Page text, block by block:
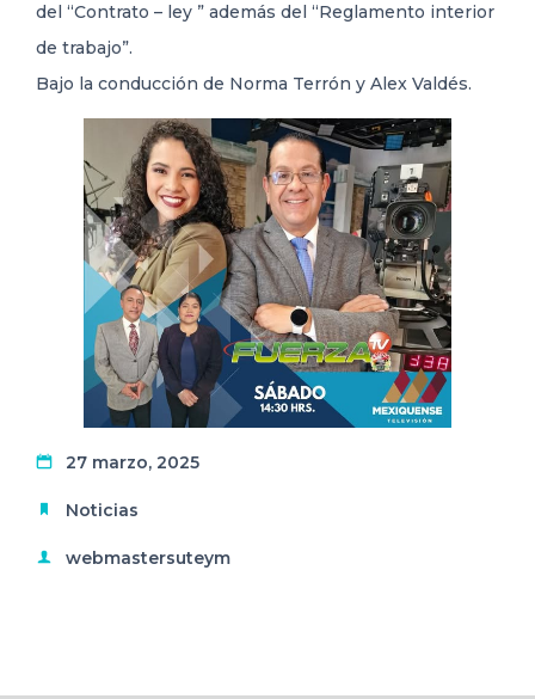
del “Contrato – ley ” además del “Reglamento interior
de trabajo”.
Bajo la conducción de Norma Terrón y Alex Valdés.
27 marzo, 2025
Noticias
webmastersuteym